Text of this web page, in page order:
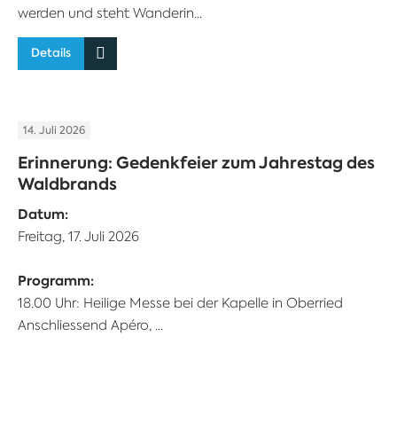
werden und steht Wanderin...
Details
14. Juli 2026
Erinnerung: Gedenkfeier zum Jahrestag des
Waldbrands
Datum:
Freitag, 17. Juli 2026
Programm:
18.00 Uhr: Heilige Messe bei der Kapelle in Oberried
Anschliessend Apéro, ...